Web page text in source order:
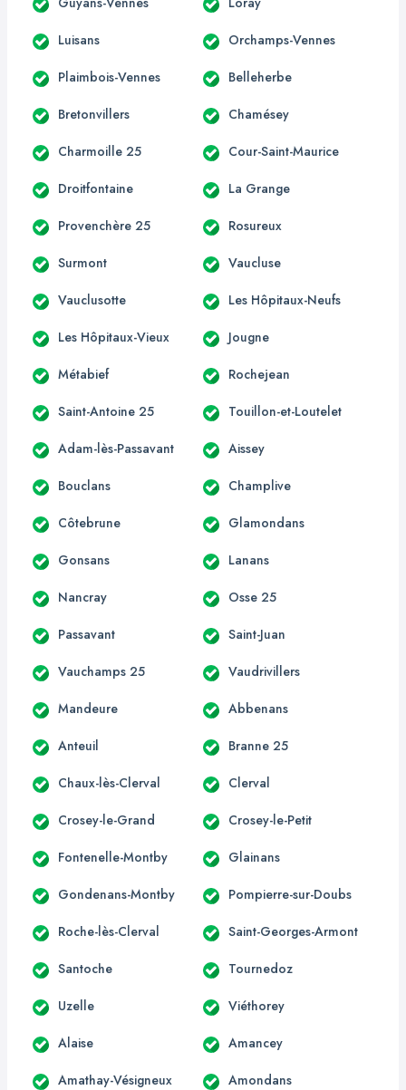
Luisans Orchamps-Vennes
Plaimbois-Vennes Belleherbe
Bretonvillers Chamésey
Charmoille 25 Cour-Saint-Maurice
Droitfontaine La Grange
Provenchère 25 Rosureux
Surmont Vaucluse
Vauclusotte Les Hôpitaux-Neufs
Les Hôpitaux-Vieux Jougne
Métabief Rochejean
Saint-Antoine 25 Touillon-et-Loutelet
Adam-lès-Passavant Aissey
Bouclans Champlive
Côtebrune Glamondans
Gonsans Lanans
Nancray Osse 25
Passavant Saint-Juan
Vauchamps 25 Vaudrivillers
Mandeure Abbenans
Anteuil Branne 25
Chaux-lès-Clerval Clerval
Crosey-le-Grand Crosey-le-Petit
Fontenelle-Montby Glainans
Gondenans-Montby Pompierre-sur-Doubs
Roche-lès-Clerval Saint-Georges-Armont
Santoche Tournedoz
Uzelle Viéthorey
Alaise Amancey
Amathay-Vésigneux Amondans